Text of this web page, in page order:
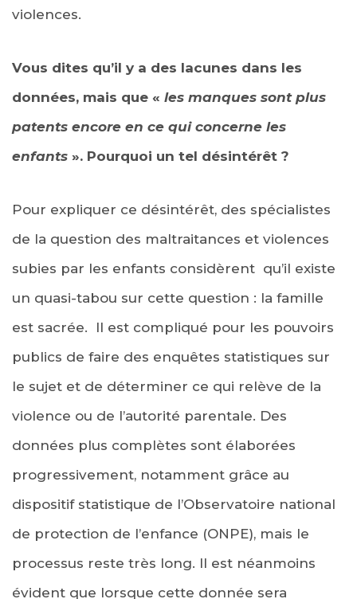
violences.
Vous dites qu’il y a des lacunes dans les
données, mais que « les manques sont plus
patents encore en ce qui concerne les
enfants ». Pourquoi un tel désintérêt ?
Pour expliquer ce désintérêt, des spécialistes
de la question des maltraitances et violences
subies par les enfants considèrent qu’il existe
un quasi-tabou sur cette question : la famille
est sacrée. Il est compliqué pour les pouvoirs
publics de faire des enquêtes statistiques sur
le sujet et de déterminer ce qui relève de la
violence ou de l’autorité parentale. Des
données plus complètes sont élaborées
progressivement, notamment grâce au
dispositif statistique de l’Observatoire national
de protection de l’enfance (ONPE), mais le
processus reste très long. Il est néanmoins
évident que lorsque cette donnée sera